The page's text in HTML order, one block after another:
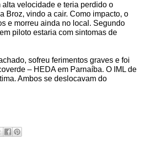
velocidade e teria perdido o
Broz, vindo a cair. Como impacto, o
e morreu ainda no local. Segundo
piloto estaria com sintomas de
sofreu ferimentos graves e foi
– HEDA em Parnaíba. O IML de
Ambos se deslocavam do